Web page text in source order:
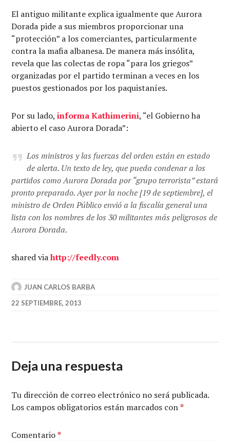
El antiguo militante explica igualmente que Aurora
Dorada pide a sus miembros proporcionar una
“protección” a los comerciantes, particularmente
contra la mafia albanesa. De manera más insólita,
revela que las colectas de ropa “para los griegos”
organizadas por el partido terminan a veces en los
puestos gestionados por los paquistaníes.
Por su lado,informaKathimerini, “el Gobierno ha
abierto el caso Aurora Dorada”:
Los ministros y las fuerzas del orden están en estado
de alerta. Un texto de ley, que pueda condenar a los
partidos como Aurora Dorada por “grupo terrorista” estará
pronto preparado. Ayer por la noche [19 de septiembre], el
ministro de Orden Público envió a la fiscalía general una
lista con los nombres de los 30 militantes más peligrosos de
Aurora Dorada.
shared viahttp://feedly.com
JUAN CARLOS BARBA
22 SEPTIEMBRE, 2013
Deja una respuesta
Tu dirección de correo electrónico no será publicada.
Los campos obligatorios están marcados con*
Comentario*